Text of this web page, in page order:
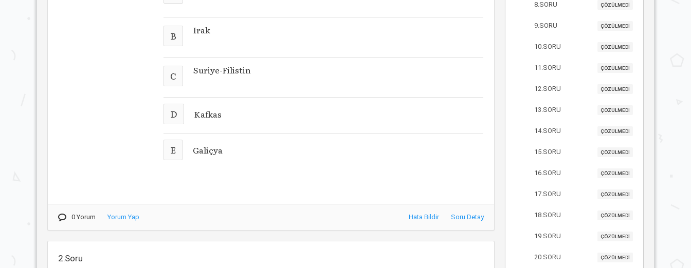
B Irak
C Suriye-Filistin
D Kafkas
E Galiçya
0 Yorum Yorum Yap Hata Bildir Soru Detay
2.Soru
8.SORU ÇÖZÜLMEDİ
9.SORU ÇÖZÜLMEDİ
10.SORU ÇÖZÜLMEDİ
11.SORU ÇÖZÜLMEDİ
12.SORU ÇÖZÜLMEDİ
13.SORU ÇÖZÜLMEDİ
14.SORU ÇÖZÜLMEDİ
15.SORU ÇÖZÜLMEDİ
16.SORU ÇÖZÜLMEDİ
17.SORU ÇÖZÜLMEDİ
18.SORU ÇÖZÜLMEDİ
19.SORU ÇÖZÜLMEDİ
20.SORU ÇÖZÜLMEDİ